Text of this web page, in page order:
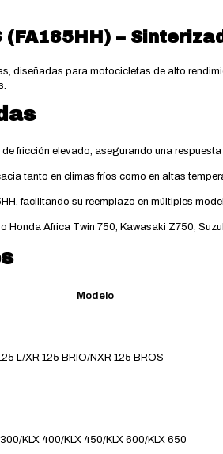
(FA185HH) –
diseñadas para motocicletas de alto
fricción elevado, asegurando una
tanto en climas fríos como en altas
facilitando su reemplazo en múltiples
Africa Twin 750, Kawasaki Z750,
Modelo
L/XR 125 BRIO/NXR 125 BROS
KLX 400/KLX 450/KLX 600/KLX 650